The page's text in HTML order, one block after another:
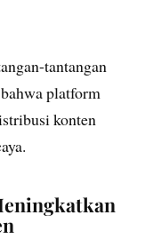
tantangan
platform
konten